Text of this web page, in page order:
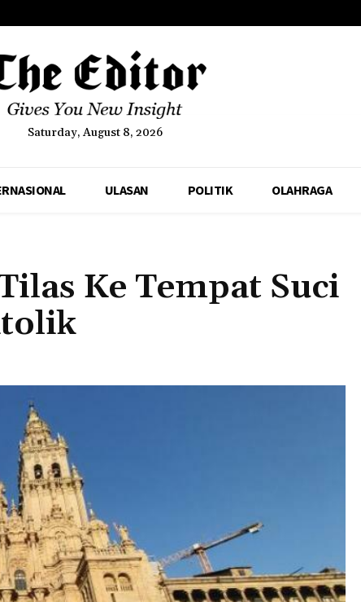
Saturday, August 8, 2026
ULASAN POLITIK OLAHRAGA
Ke Tempat Suci